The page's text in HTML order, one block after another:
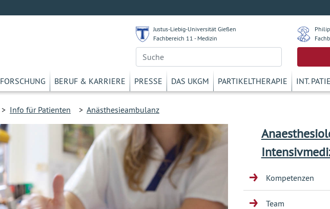
Justus-Liebig-Universität Gießen
Fachbereich 11 - Medizin
FORSCHUNG BERUF & KARRIERE PRESSE DAS UKGM PARTIKELTHERAPIE INT.
> Info für Patienten > Anästhesieambulanz
Kompetenzen
Team